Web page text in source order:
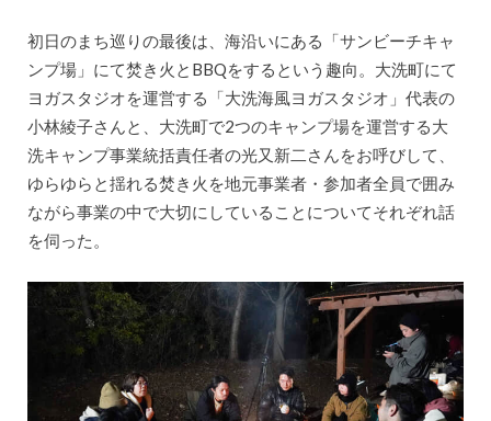
初日のまち巡りの最後は、海沿いにある「サンビーチキャ
ンプ場」にて焚き火とBBQをするという趣向。大洗町にて
ヨガスタジオを運営する「大洗海風ヨガスタジオ」代表の
小林綾子さんと、大洗町で2つのキャンプ場を運営する大
洗キャンプ事業統括責任者の光又新二さんをお呼びして、
ゆらゆらと揺れる焚き火を地元事業者・参加者全員で囲み
ながら事業の中で大切にしていることについてそれぞれ話
を伺った。